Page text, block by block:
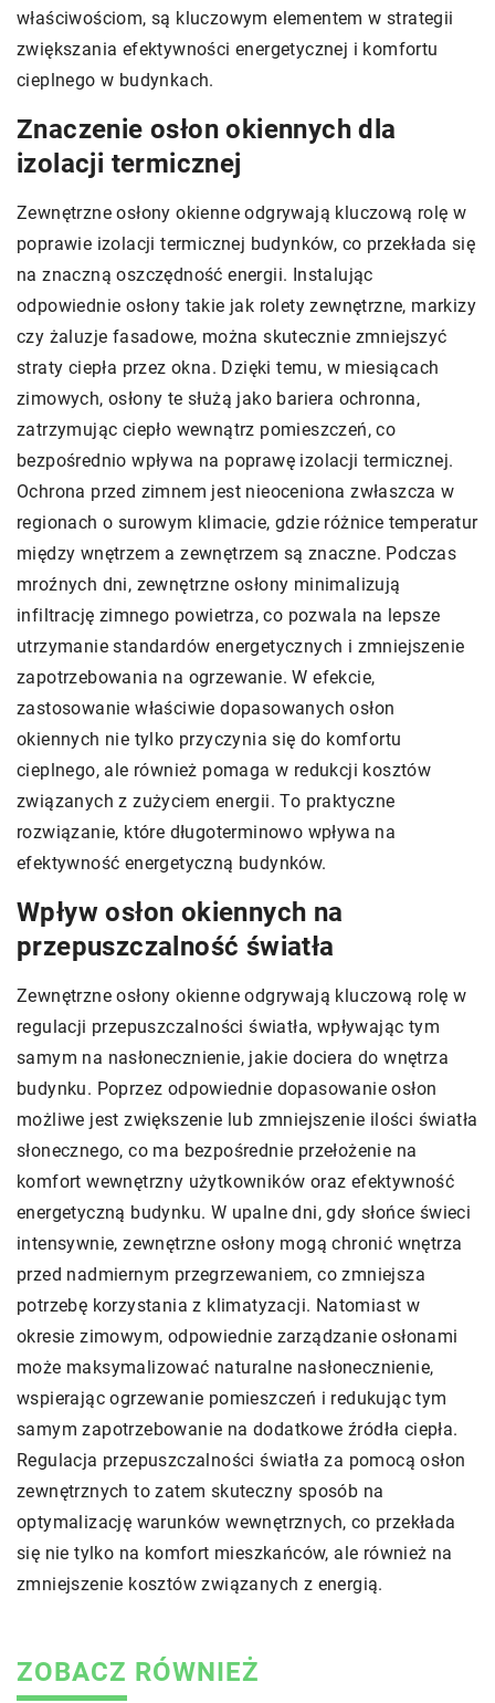
właściwościom, są kluczowym elementem w strategii
zwiększania efektywności energetycznej i komfortu
cieplnego w budynkach.
Znaczenie osłon okiennych dla
izolacji termicznej
Zewnętrzne osłony okienne odgrywają kluczową rolę w
poprawie izolacji termicznej budynków, co przekłada się
na znaczną oszczędność energii. Instalując
odpowiednie osłony takie jak rolety zewnętrzne, markizy
czy żaluzje fasadowe, można skutecznie zmniejszyć
straty ciepła przez okna. Dzięki temu, w miesiącach
zimowych, osłony te służą jako bariera ochronna,
zatrzymując ciepło wewnątrz pomieszczeń, co
bezpośrednio wpływa na poprawę izolacji termicznej.
Ochrona przed zimnem jest nieoceniona zwłaszcza w
regionach o surowym klimacie, gdzie różnice temperatur
między wnętrzem a zewnętrzem są znaczne. Podczas
mroźnych dni, zewnętrzne osłony minimalizują
infiltrację zimnego powietrza, co pozwala na lepsze
utrzymanie standardów energetycznych i zmniejszenie
zapotrzebowania na ogrzewanie. W efekcie,
zastosowanie właściwie dopasowanych osłon
okiennych nie tylko przyczynia się do komfortu
cieplnego, ale również pomaga w redukcji kosztów
związanych z zużyciem energii. To praktyczne
rozwiązanie, które długoterminowo wpływa na
efektywność energetyczną budynków.
Wpływ osłon okiennych na
przepuszczalność światła
Zewnętrzne osłony okienne odgrywają kluczową rolę w
regulacji przepuszczalności światła, wpływając tym
samym na nasłonecznienie, jakie dociera do wnętrza
budynku. Poprzez odpowiednie dopasowanie osłon
możliwe jest zwiększenie lub zmniejszenie ilości światła
słonecznego, co ma bezpośrednie przełożenie na
komfort wewnętrzny użytkowników oraz efektywność
energetyczną budynku. W upalne dni, gdy słońce świeci
intensywnie, zewnętrzne osłony mogą chronić wnętrza
przed nadmiernym przegrzewaniem, co zmniejsza
potrzebę korzystania z klimatyzacji. Natomiast w
okresie zimowym, odpowiednie zarządzanie osłonami
może maksymalizować naturalne nasłonecznienie,
wspierając ogrzewanie pomieszczeń i redukując tym
samym zapotrzebowanie na dodatkowe źródła ciepła.
Regulacja przepuszczalności światła za pomocą osłon
zewnętrznych to zatem skuteczny sposób na
optymalizację warunków wewnętrznych, co przekłada
się nie tylko na komfort mieszkańców, ale również na
zmniejszenie kosztów związanych z energią.
ZOBACZ RÓWNIEŻ